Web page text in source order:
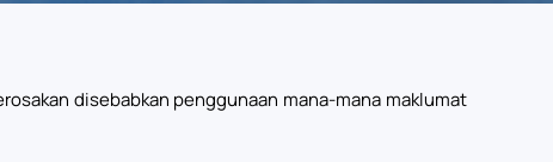
disebabkan penggunaan mana-mana maklumat